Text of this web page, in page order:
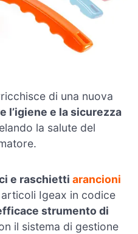
di una nuova
l’igiene e la sicurezza
la salute del
e raschietti arancioni
Igeax in codice
strumento di
il sistema di gestione